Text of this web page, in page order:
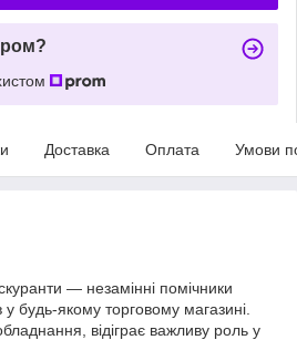
Доставка Оплата Умови
— незамінні помічники
у будь-якому торговому магазині.
відіграє важливу роль у